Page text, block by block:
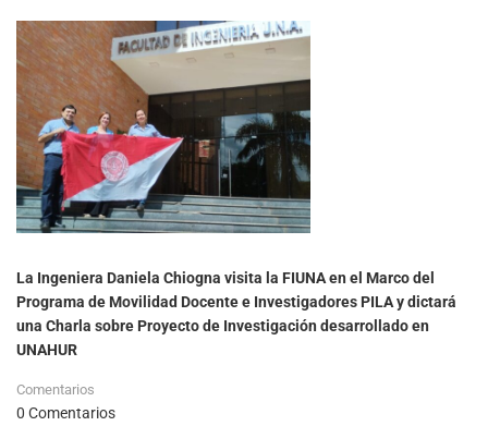
La Ingeniera Daniela Chiogna visita la FIUNA en el Marco del
Programa de Movilidad Docente e Investigadores PILA y dictará
una Charla sobre Proyecto de Investigación desarrollado en
UNAHUR
Comentarios
0 Comentarios